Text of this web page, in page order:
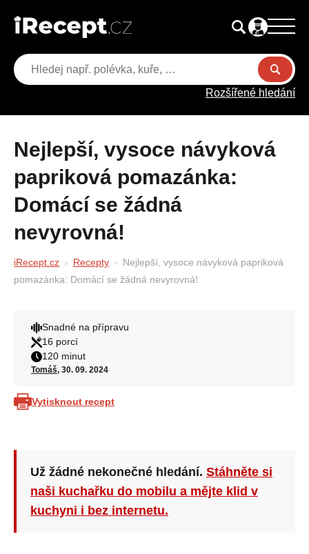
Rozšířené hledání
Nejlepší, vysoce návyková
papriková pomazánka:
Domácí se žádná
nevyrovná!
iRecept.cz Recepty
Nejlepší, vysoce návyková papriková
pomazánka: Domácí se žádná nevyrovná!
Snadné na přípravu
16 porcí
120 minut
Tomáš, 30. 09. 2024
Vytisknout recept
Už žádné nekonečné hledání. Stáhněte si
naši kuchařku do mobilu a mějte klid v
kuchyni i bez internetu.